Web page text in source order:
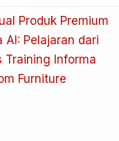
Produk Premium
AI: Pelajaran dari
Training Informa
Furniture